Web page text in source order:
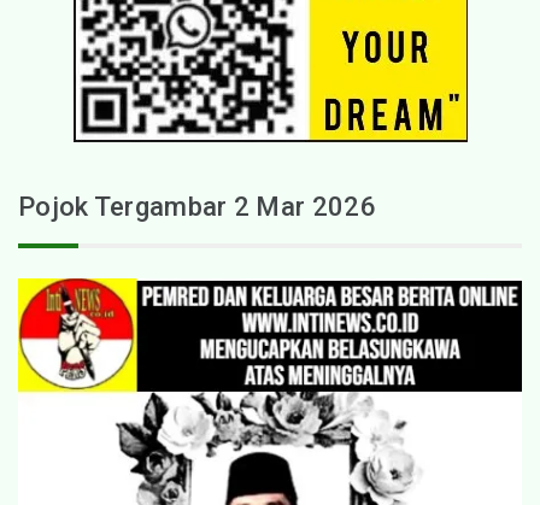
Pojok Tergambar 2 Mar 2026